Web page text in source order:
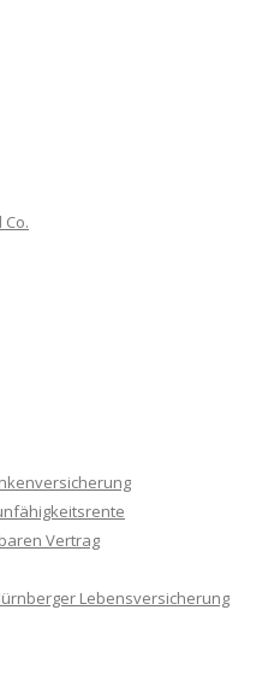
Vertrag
Lebensversicherung